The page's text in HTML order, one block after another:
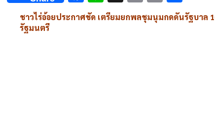
Link
ชาวไร่อ้อยประกาศชัด เตรียมยกพลชุมนุมกดดันรัฐบาล
รัฐมนตรี